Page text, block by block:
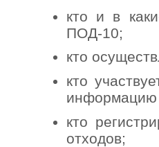
кто и в
ПОД-10;
кто
кто
информацию
кто
отходов;